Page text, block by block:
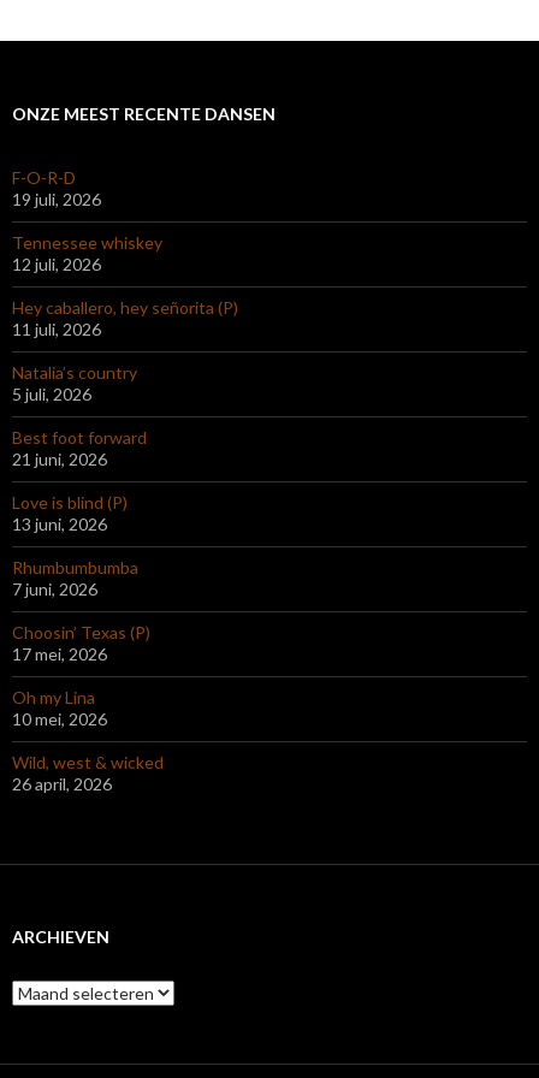
ONZE MEEST RECENTE DANSEN
F-O-R-D
19 juli, 2026
Tennessee whiskey
12 juli, 2026
Hey caballero, hey señorita (P)
11 juli, 2026
Natalia’s country
5 juli, 2026
Best foot forward
21 juni, 2026
Love is blind (P)
13 juni, 2026
Rhumbumbumba
7 juni, 2026
Choosin’ Texas (P)
17 mei, 2026
Oh my Lina
10 mei, 2026
Wild, west & wicked
26 april, 2026
ARCHIEVEN
Archieven